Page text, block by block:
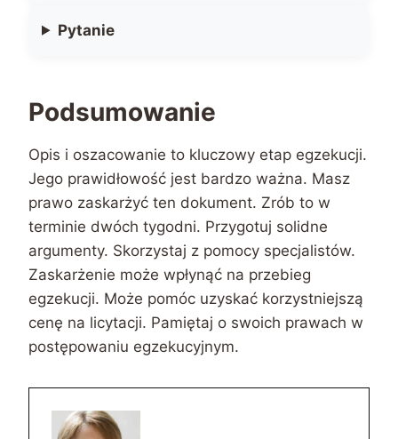
Pytanie
Podsumowanie
Opis i oszacowanie to kluczowy etap egzekucji.
Jego prawidłowość jest bardzo ważna. Masz
prawo zaskarżyć ten dokument. Zrób to w
terminie dwóch tygodni. Przygotuj solidne
argumenty. Skorzystaj z pomocy specjalistów.
Zaskarżenie może wpłynąć na przebieg
egzekucji. Może pomóc uzyskać korzystniejszą
cenę na licytacji. Pamiętaj o swoich prawach w
postępowaniu egzekucyjnym.